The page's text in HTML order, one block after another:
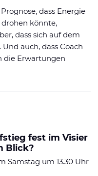
dass Energie
drohen könnte,
dass sich auf dem
auch, dass Coach
die Erwartungen
fest im Visier
Blick?
Samstag um 13.30 Uhr